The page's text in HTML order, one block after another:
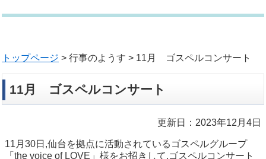
トップページ > 行事のようす > 11月 ゴスペルコンサート
11月 ゴスペルコンサート
更新日：2023年12月4日
11月30日,仙台を拠点に活動されているゴスペルグループ
「the voice of LOVE」様をお招きして,ゴスペルコンサート